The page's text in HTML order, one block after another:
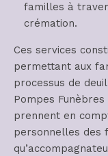
familles à
crémation.
Ces services
permettant aux
processus de
Pompes
prennent en
personnelles des